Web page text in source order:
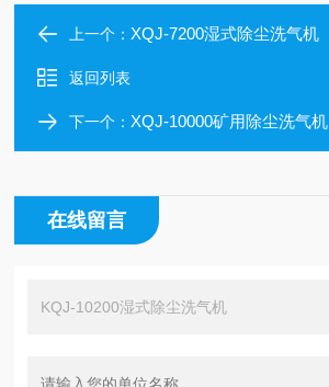
上一个： XQJ-7200湿式除尘洗气机
返回列表
下一个： XQJ-10000矿用除尘洗气机
在线留言